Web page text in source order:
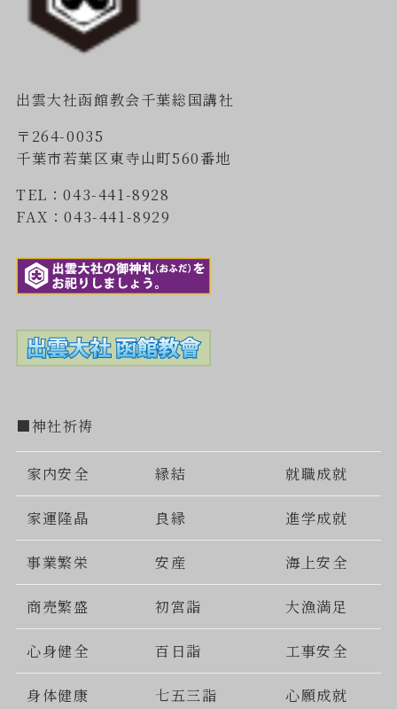
出雲大社函館教会千葉総国講社
〒264-0035
千葉市若葉区東寺山町560番地
TEL：043-441-8928
FAX：043-441-8929
■神社祈祷
家内安全 縁結 就職成就
家運隆晶 良縁 進学成就
事業繁栄 安産 海上安全
商売繁盛 初宮詣 大漁満足
心身健全 百日詣 工事安全
身体健康 七五三詣 心願成就